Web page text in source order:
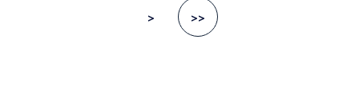
> >>